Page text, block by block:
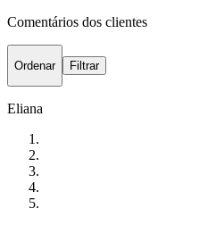
Comentários dos clientes
Ordenar Filtrar
Eliana